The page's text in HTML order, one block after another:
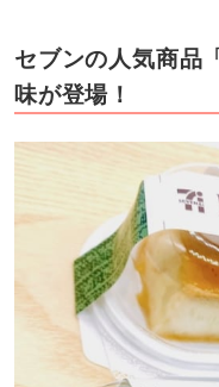
セブンの人気商品
味が登場！